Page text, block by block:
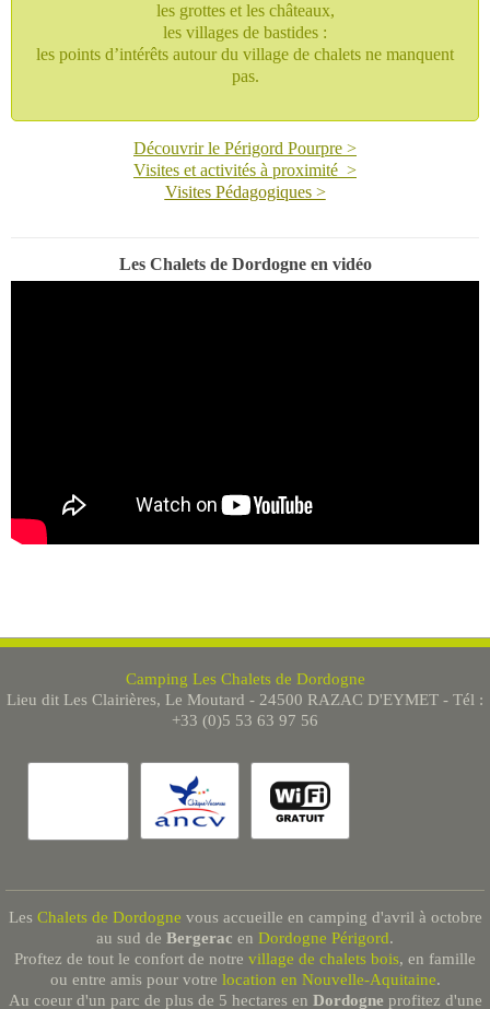
les grottes et les châteaux,
les villages de bastides :
les points d’intérêts autour du village de chalets ne manquent
pas.
Découvrir le Périgord Pourpre >
Visites et activités à proximité >
Visites Pédagogiques >
Les Chalets de Dordogne en vidéo
Camping Les Chalets de Dordogne
Lieu dit Les Clairières, Le Moutard - 24500 RAZAC D'EYMET - Tél :
+33 (0)5 53 63 97 56
Les Chalets de Dordogne vous accueille en camping d'avril à octobre
au sud de Bergerac en Dordogne Périgord.
Proftez de tout le confort de notre village de chalets bois, en famille
ou entre amis pour votre location en Nouvelle-Aquitaine.
Au coeur d'un parc de plus de 5 hectares en Dordogne profitez d'une